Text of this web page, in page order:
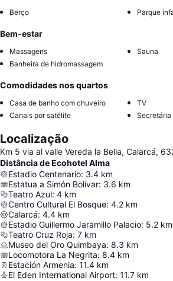
Berço Parque
Bem-estar
Massagens
Sauna
Banheira de hidromassagem
Comodidades nos quartos
Casa de banho com chuveiro
TV
Canais por satélite
Secretária
Localização
Km 5 via al valle Vereda la Bella, Calarcá,
Distância de Ecohotel Alma
Estadio Centenario: 3.4 km
Estatua a Simón Bolívar: 3.6 km
Teatro Azul: 4 km
Centro Cultural El Bosque: 4.2 km
Calarcá: 4.4 km
Estadio Guillermo Jaramillo Palacio: 5.2 km
Teatro Cruz Roja: 7 km
Museo del Oro Quimbaya: 8.3 km
Locomotora La Negrita: 8.4 km
Estación Armenia: 11.4 km
El Eden International Airport: 11.7 km